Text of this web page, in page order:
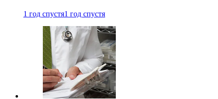
1 год спустя1 год спустя